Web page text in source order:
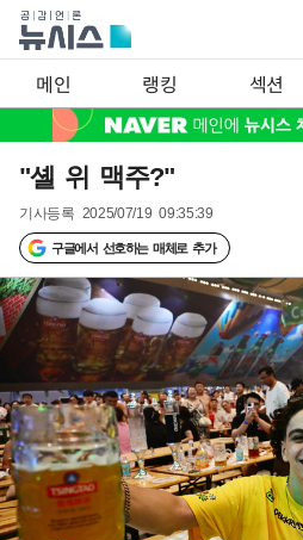
메인 랭킹 섹션
"셸 위 맥주?"
기사등록 2025/07/19 09:35:39
구글에서 선호하는 매체로 추가